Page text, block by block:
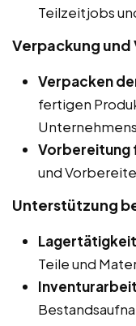
Teilzeitjobs
Verpackung
Verpacken
fertigen
Vorbereitung
und
Unterstützung
Teile und